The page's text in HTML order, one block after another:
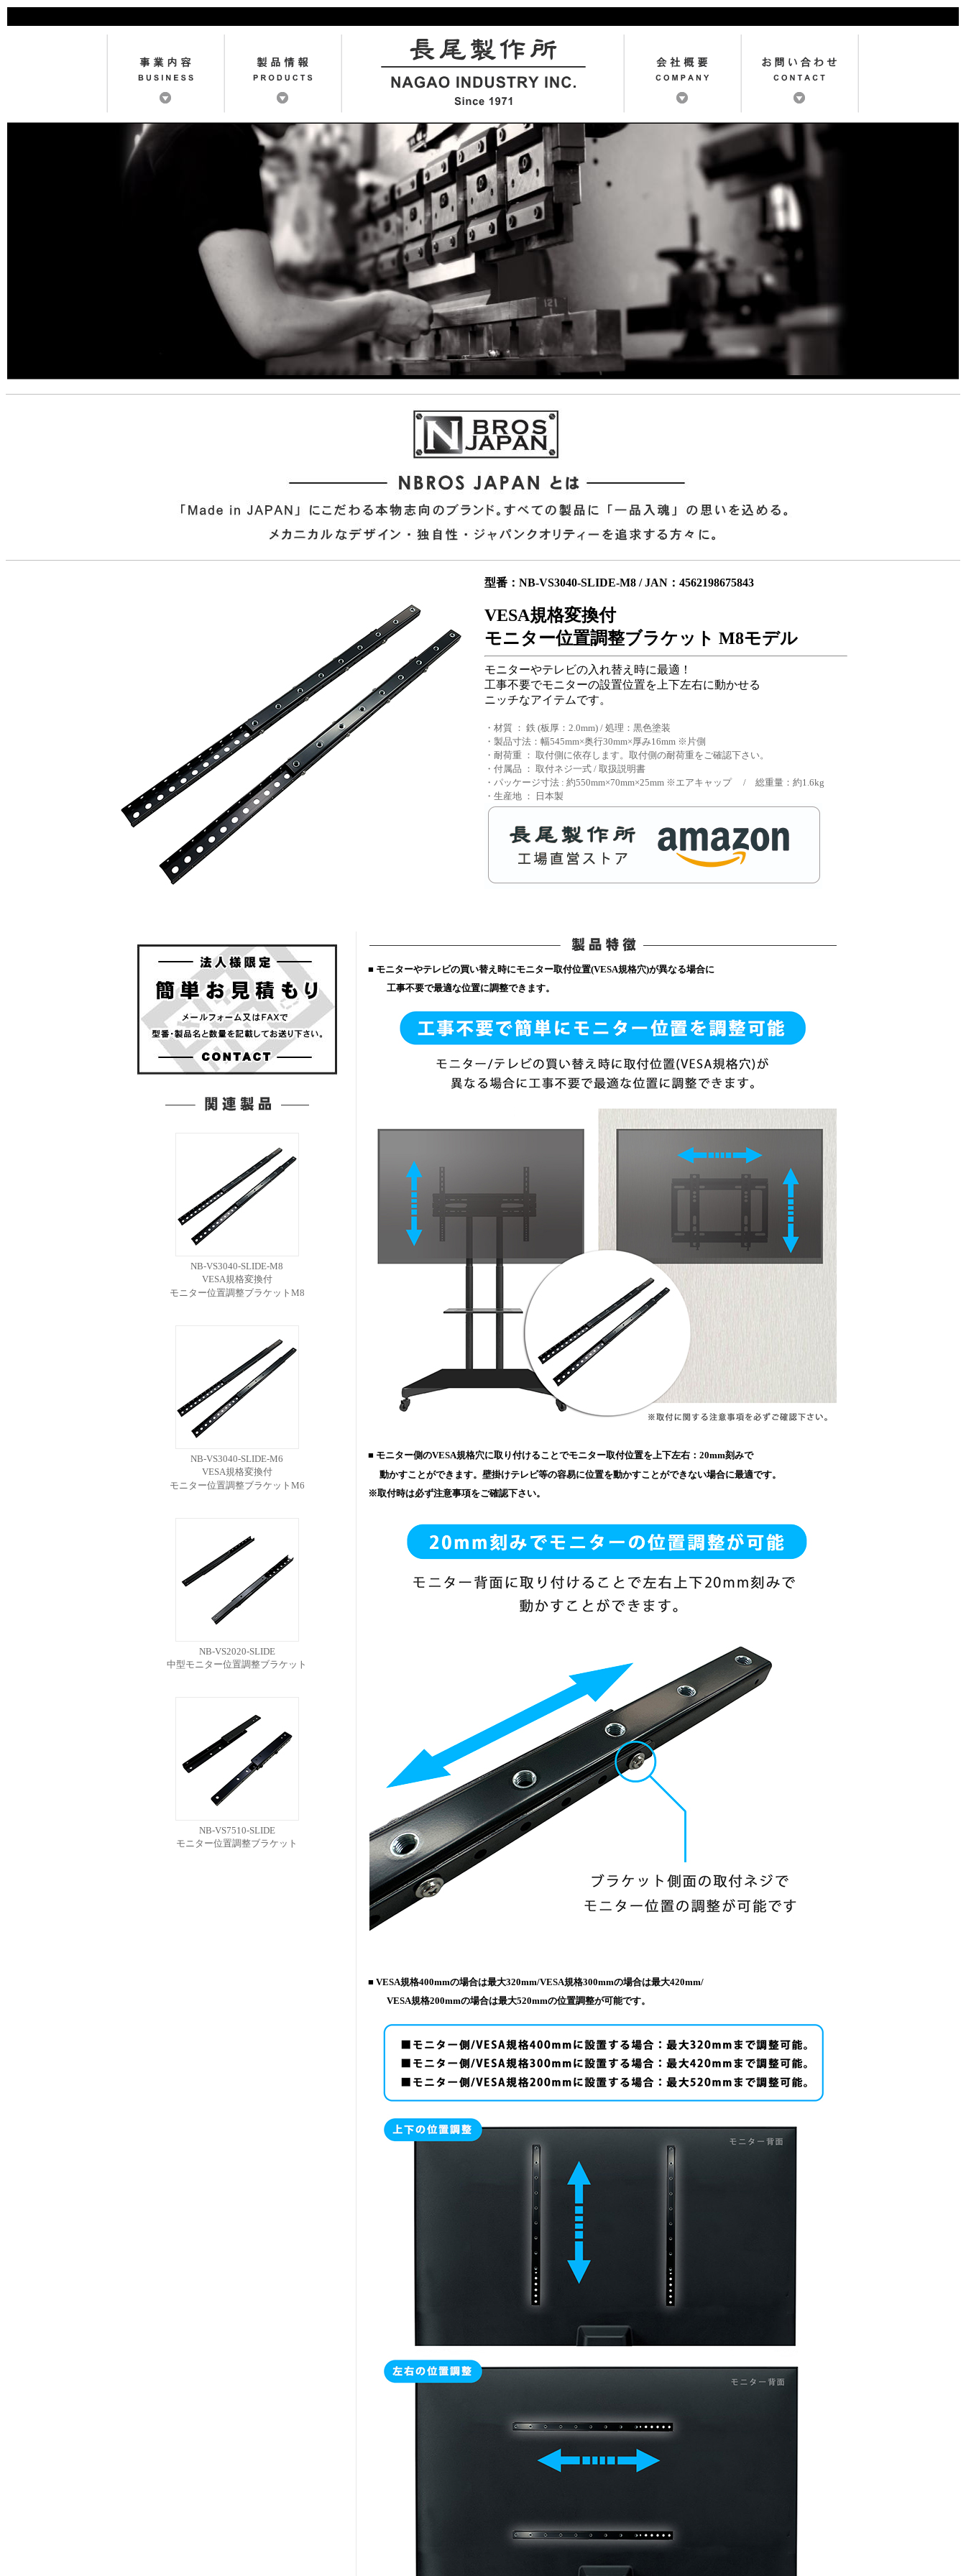
型番：NB-VS3040-SLIDE-M8 / JAN：4562198675843
VESA規格変換付
モニター位置調整ブラケット M8モデル
モニターやテレビの入れ替え時に最適！
工事不要でモニターの設置位置を上下左右に動かせる
ニッチなアイテムです。
・材質 ： 鉄 (板厚：2.0mm) / 処理：黒色塗装
・製品寸法：幅545mm×奥行30mm×厚み16mm ※片側
・耐荷重 ： 取付側に依存します。取付側の耐荷重をご確認下さい。
・付属品 ： 取付ネジ一式 / 取扱説明書
・パッケージ寸法 : 約550mm×70mm×25mm ※エアキャップ / 総重量：約1.6kg
・生産地 ： 日本製
NB-VS3040-SLIDE-M8
VESA規格変換付
モニター位置調整ブラケットM8
NB-VS3040-SLIDE-M6
VESA規格変換付
モニター位置調整ブラケットM6
NB-VS2020-SLIDE
中型モニター位置調整ブラケット
NB-VS7510-SLIDE
モニター位置調整ブラケット
■ モニターやテレビの買い替え時にモニター取付位置(VESA規格穴)が異なる場合に
工事不要で最適な位置に調整できます。
■ モニター側のVESA規格穴に取り付けることでモニター取付位置を上下左右：20mm刻みで
動かすことができます。壁掛けテレビ等の容易に位置を動かすことができない場合に最適です。
※取付時は必ず注意事項をご確認下さい。
■ VESA規格400mmの場合は最大320mm/VESA規格300mmの場合は最大420mm/
VESA規格200mmの場合は最大520mmの位置調整が可能です。